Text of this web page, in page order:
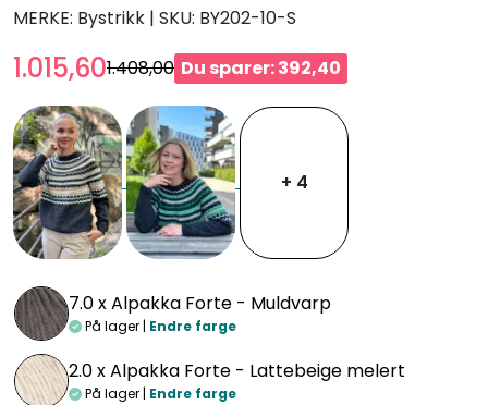
MERKE: Bystrikk | SKU: BY202-10-S
1.015,601.408,00 Du sparer: 392,40
+ 4
7.0 xAlpakka Forte - Muldvarp
På lager | Endre farge
2.0 xAlpakka Forte - Lattebeige melert
På lager | Endre farge